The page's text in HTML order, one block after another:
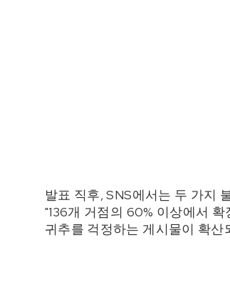
발표 직후, SNS에서는 두 가지
"136개 거점의 60% 이상에서
귀추를 걱정하는 게시물이 확산